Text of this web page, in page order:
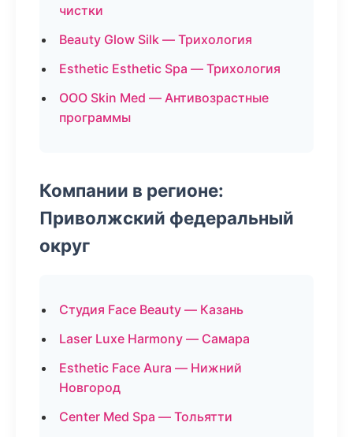
чистки
Beauty Glow Silk — Трихология
Esthetic Esthetic Spa — Трихология
ООО Skin Med — Антивозрастные
программы
Компании в регионе:
Приволжский федеральный
округ
Студия Face Beauty — Казань
Laser Luxe Harmony — Самара
Esthetic Face Aura — Нижний
Новгород
Center Med Spa — Тольятти